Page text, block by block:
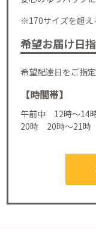
※170サイズを超え
希望お届け日
希望配達日をご指定
【時間帯】
午前中 12時～14
20時 20時～21時